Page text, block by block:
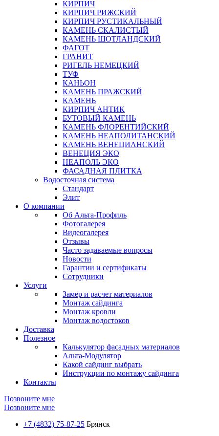
КИРПИЧ
КИРПИЧ РИЖСКИЙ
КИРПИЧ РУСТИКАЛЬНЫЙ
КАМЕНЬ СКАЛИСТЫЙ
КАМЕНЬ ШОТЛАНДСКИЙ
ФАГОТ
ГРАНИТ
РИГЕЛЬ НЕМЕЦКИЙ
ТУФ
КАНЬОН
КАМЕНЬ ПРАЖСКИЙ
КАМЕНЬ
КИРПИЧ АНТИК
БУТОВЫЙ КАМЕНЬ
КАМЕНЬ ФЛОРЕНТИЙСКИЙ
КАМЕНЬ НЕАПОЛИТАНСКИЙ
КАМЕНЬ ВЕНЕЦИАНСКИЙ
ВЕНЕЦИЯ ЭКО
НЕАПОЛЬ ЭКО
ФАСАДНАЯ ПЛИТКА
Водосточная система
Стандарт
Элит
О компании
Об Альта-Профиль
Фотогалерея
Видеогалерея
Отзывы
Часто задаваемые вопросы
Новости
Гарантии и сертификаты
Сотрудники
Услуги
Замер и расчет материалов
Монтаж сайдинга
Монтаж кровли
Монтаж водостоков
Доставка
Полезное
Калькулятор фасадных материалов
Альта-Модулятор
Какой сайдинг выбрать
Инструкции по монтажу сайдинга
Контакты
Позвоните мне
Позвоните мне
+7 (4832) 75-87-25 Брянск